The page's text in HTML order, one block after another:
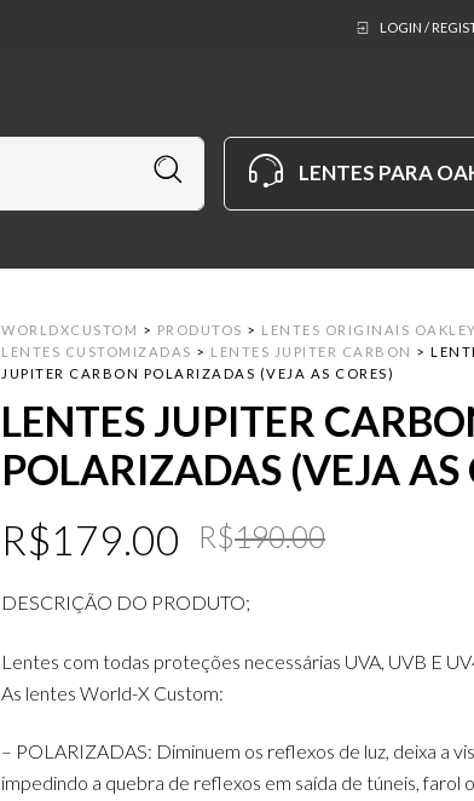
LOGIN /
LENTES PARA
WORLDXCUSTOM > PRODUTOS > LENTES ORIGINAIS OAKLEY
LENTES CUSTOMIZADAS > LENTES JUPITER CARBON >
JUPITER CARBON POLARIZADAS (VEJA AS CORES)
LENTES JUPITER
POLARIZADAS (VEJA AS
R$190.00Original
R$179.00
Current
DESCRIÇÃO DO PRODUTO;
Lentes com todas proteções necessárias UVA, UVB E
As lentes World-X Custom:
– POLARIZADAS: Diminuem os reflexos de luz, deixa a
impedindo a quebra de reflexos em saída de túneis, farol